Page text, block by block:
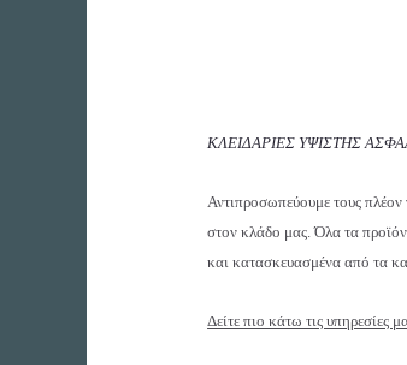
ΚΛΕΙΔΑΡΙΕΣ ΥΨΙΣΤΗΣ
Αντιπροσωπεύουμε τους
στον κλάδο μας. Όλα τα
και κατασκευασμένα από τα
Δείτε πιο κάτω τις υπηρεσίες